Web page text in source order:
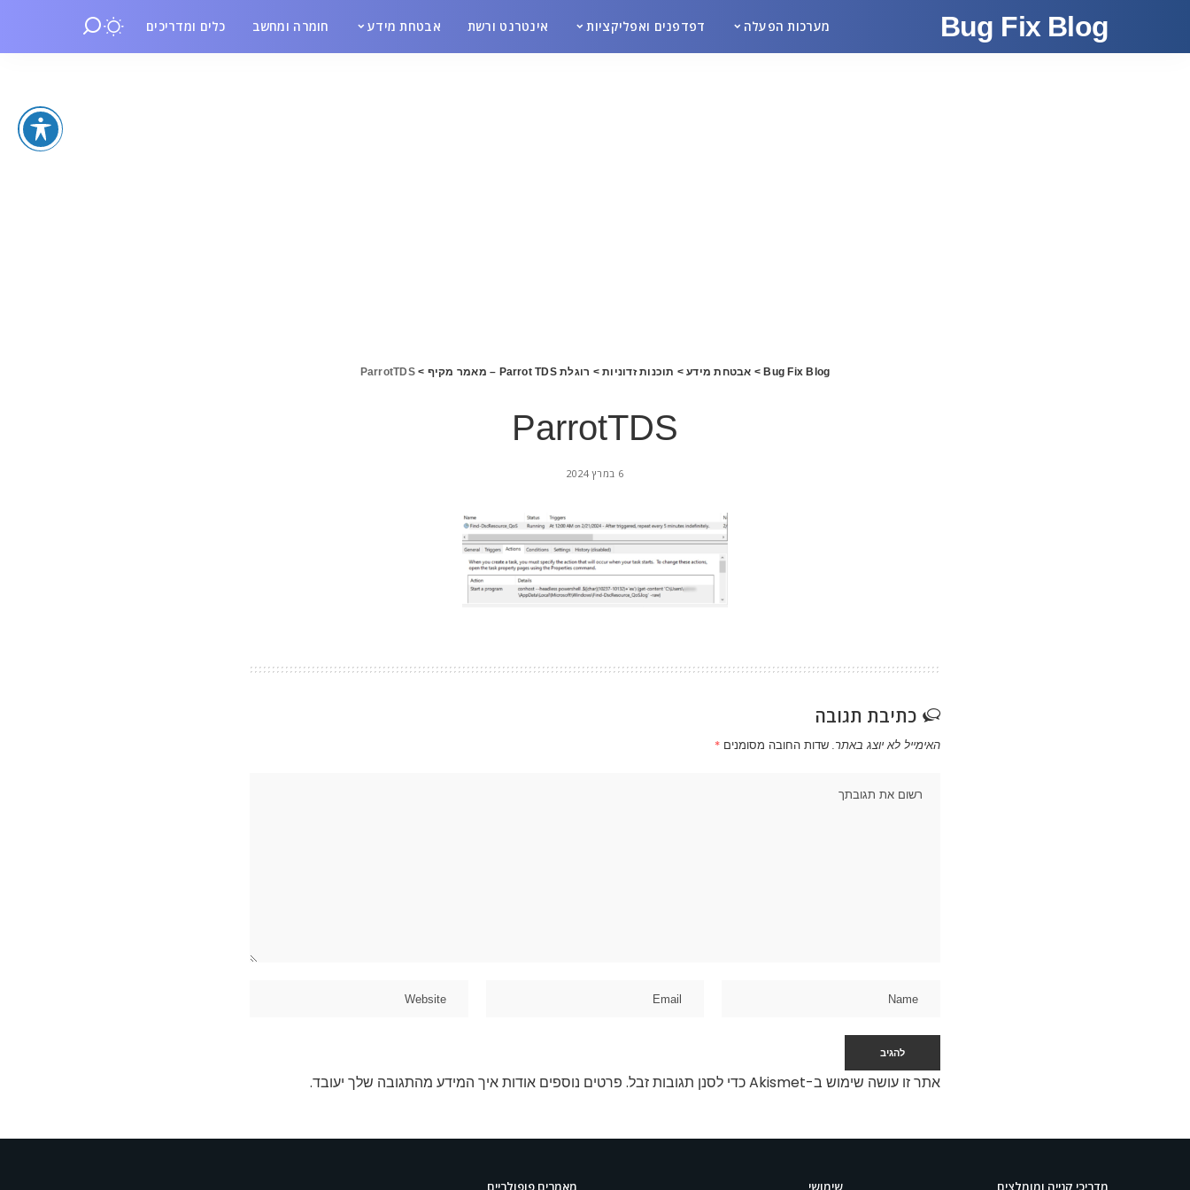
Bug Fix Blog מערכות הפעלה דפדפנים ואפליקציות אינטרנט ורשת אבטחת מידע חומרה ומחשב כלים ומדריכים
Bug Fix Blog
> אבטחת מידע> תוכנות זדוניות> רוגלת Parrot TDS – מאמר מקיף >
ParrotTDS
ParrotTDS
6 במרץ 2024
כתיבת תגובה
האימייל לא יוצג באתר. שדות החובה מסומנים *
אתר זו עושה שימוש ב-Akismet כדי לסנן תגובות זבל. פרטים נוספים אודות איך המידע מהתגובה שלך יעובד.
מדריכי קנייה ומומלצים שימושי מאמרים פופולריים